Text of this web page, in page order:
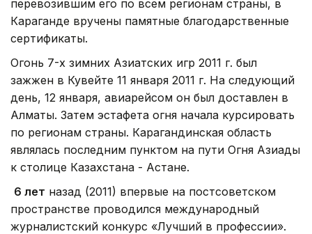
перевозившим его по всем регионам страны, в
Караганде вручены памятные благодарственные
сертификаты.
Огонь 7-х зимних Азиатских игр 2011 г. был
зажжен в Кувейте 11 января 2011 г. На следующий
день, 12 января, авиарейсом он был доставлен в
Алматы. Затем эстафета огня начала курсировать
по регионам страны. Карагандинская область
являлась последним пунктом на пути Огня Азиады
к столице Казахстана - Астане.
6 лет назад (2011) впервые на постсоветском
пространстве проводился международный
журналистский конкурс «Лучший в профессии».